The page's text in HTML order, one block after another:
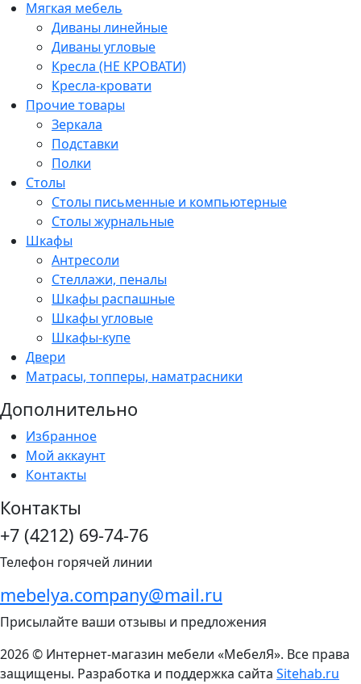
Мягкая мебель
Диваны линейные
Диваны угловые
Кресла (НЕ КРОВАТИ)
Кресла-кровати
Прочие товары
Зеркала
Подставки
Полки
Столы
Столы письменные и компьютерные
Столы журнальные
Шкафы
Антресоли
Стеллажи, пеналы
Шкафы распашные
Шкафы угловые
Шкафы-купе
Двери
Матрасы, топперы, наматрасники
Дополнительно
Избранное
Мой аккаунт
Контакты
Контакты
+7 (4212) 69-74-76
Телефон горячей линии
mebelya.company@mail.ru
Присылайте ваши отзывы и предложения
2026 © Интернет-магазин мебели «МебелЯ». Все права
защищены. Разработка и поддержка сайта Sitehab.ru